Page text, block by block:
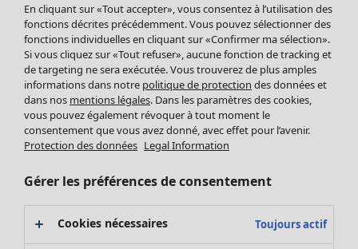
Leggings et collants
Accessoires
Chaussures
Vêtements de bain
Basics
Soldes Mobilier
Bonnes affaires déco
Décoration
Textiles
Tapis
Éponge
En cliquant sur «Tout accepter», vous consentez à l’utilisation des
fonctions décrites précédemment. Vous pouvez sélectionner des
fonctions individuelles en cliquant sur «Confirmer ma sélection».
Si vous cliquez sur «Tout refuser», aucune fonction de tracking et
de targeting ne sera exécutée. Vous trouverez de plus amples
informations dans notre politique de protection des données et
dans nos mentions légales. Dans les paramètres des cookies,
vous pouvez également révoquer à tout moment le
consentement que vous avez donné, avec effet pour l’avenir.
Protection des données Legal Information
Gérer les préférences de consentement
Cookies nécessaires Toujours actif